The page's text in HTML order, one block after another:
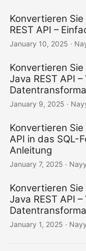
Konvertieren
REST API –
January 10, 2025 ·
Konvertieren
Java REST API
January 9, 2025 ·
Konvertieren
API in das SQL-
Anleitung
January 7, 2025 ·
Konvertieren
Java REST API
January 1, 2025 ·